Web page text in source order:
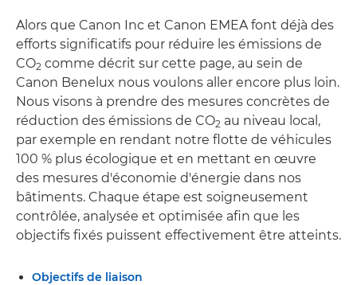
Alors que Canon Inc et Canon EMEA font déjà des
efforts significatifs pour réduire les émissions de
CO2 comme décrit sur cette page, au sein de
Canon Benelux nous voulons aller encore plus loin.
Nous visons à prendre des mesures concrètes de
réduction des émissions de CO2 au niveau local,
par exemple en rendant notre flotte de véhicules
100 % plus écologique et en mettant en œuvre
des mesures d'économie d'énergie dans nos
bâtiments. Chaque étape est soigneusement
contrôlée, analysée et optimisée afin que les
objectifs fixés puissent effectivement être atteints.
Objectifs de liaison